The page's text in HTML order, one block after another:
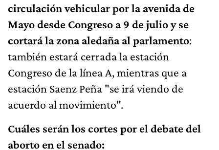
circulación vehicular por la avenida de
Mayo desde Congreso a 9 de julio y se
cortará la zona aledaña al parlamento:
también estará cerrada la estación
Congreso de la línea A, mientras que a
estación Saenz Peña "se irá viendo de
acuerdo al movimiento".
Cuáles serán los cortes por el debate del
aborto en el senado: